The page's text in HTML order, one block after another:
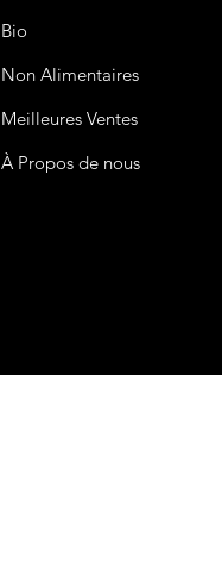
Bio
Non Alimentaires
Meilleures Ventes
À Propos de nous